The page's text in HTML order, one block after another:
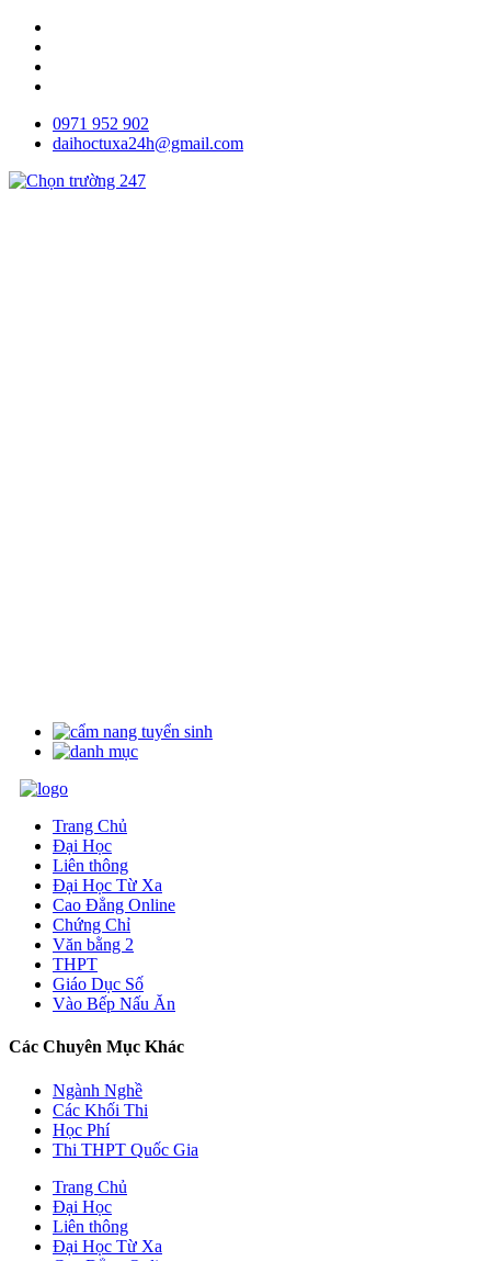
0971 952 902
daihoctuxa24h@gmail.com
Trang Chủ
Đại Học
Liên thông
Đại Học Từ Xa
Cao Đẳng Online
Chứng Chỉ
Văn bằng 2
THPT
Giáo Dục Số
Vào Bếp Nấu Ăn
Các Chuyên Mục Khác
Ngành Nghề
Các Khối Thi
Học Phí
Thi THPT Quốc Gia
Trang Chủ
Đại Học
Liên thông
Đại Học Từ Xa